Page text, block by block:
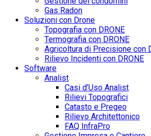
Gas Radon
Soluzioni con Drone
Topografia con DRONE
Termografia con DRONE
Agricoltura di Precisione con
Rilievo Incidenti con DRONE
Software
Analist
Casi d’Uso Analist
Rilievi Topografici
Catasto e Pregeo
Rilievo Architettonico
FAQ InfraPro